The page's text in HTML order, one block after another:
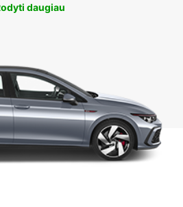
daugiau